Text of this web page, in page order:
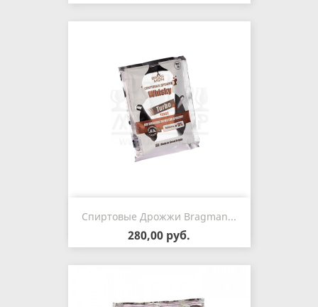
Спиртовые Дрожжи Bragman...
280,00 руб.